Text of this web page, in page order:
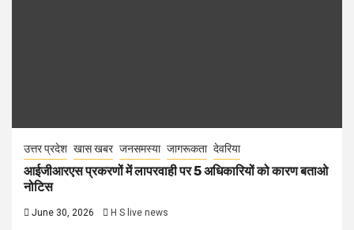
उत्तर प्रदेश खास खबर जनसमस्या जागरूकता देवरिया
आईजीआरएस प्रकरणों में लापरवाही पर 5 अधिकारियों को कारण बताओ
नोटिस
June 30, 2026 H S live news